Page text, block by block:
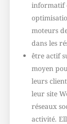
informatif
moteurs
dans les
être actif
moyen
leurs
leur site
réseaux
activité.